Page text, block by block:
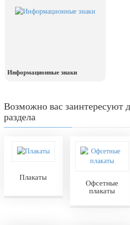
Информационные знаки
Возможно вас заинтересуют
раздела
Плакаты
Офсетные
плакаты